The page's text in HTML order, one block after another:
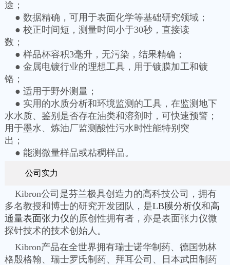
途；
● 数据精确，可用于表面化学等基础研究领域；
● 校正时间短，测量时间小于30秒，直接读
数；
● 样品杯容积3毫升，无污染，结果精确；
● 金属电镀行业的理想工具，用于镀膜加工和镀
铬；
● 适用于野外测量；
● 实用的水质分析和环境监测的工具，在监测地下
水水质、鉴别是否存在油类和溶剂时，可快速预警；
用于墨水、炼油厂监测酸性污水时性能特别突
出；
● 能测微量样品或粘稠样品。
公司实力
Kibron公司是芬兰极具创造力的高科技公司，拥有
多名教授和博士的研究开发团队，是LB膜分析仪和高
通量表面张力仪的原创性拥有者，亦是表面张力仪微
探针技术的技术创始人。
Kibron产品在全世界拥有瑞士诺华制药、德国勃林
格殷格翰、瑞士罗氏制药、拜耳公司、日本武田制药